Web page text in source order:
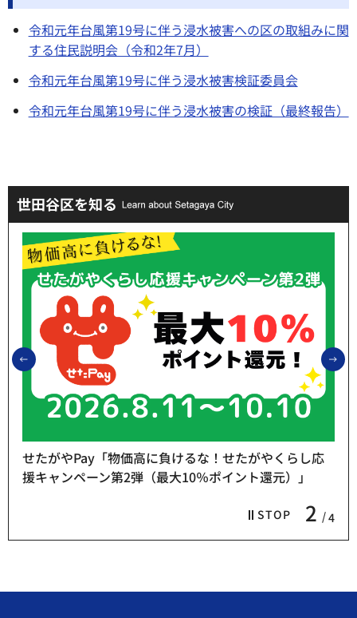
令和元年台風第19号に伴う浸水被害への区の取組みに関
する住民説明会（令和2年7月）
令和元年台風第19号に伴う浸水被害検証委員会
令和元年台風第19号に伴う浸水被害の検証（最終報告）
世田谷区を知る
前のスライドを表示
STOP 2 4
せたがやPay「物価高に負けるな！せたがやくらし応
援キャンペーン第2弾（最大10％ポイント還元）」